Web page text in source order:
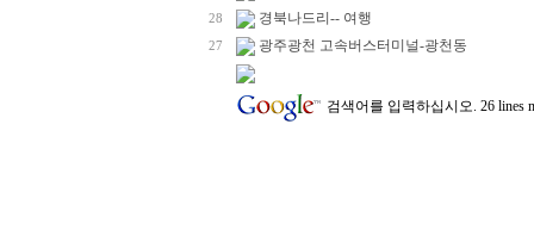
28 경북나드리-- 여행
27 광주광천 고속버스터미널-광천동
검색어를 입력하십시오. 26 lines